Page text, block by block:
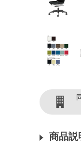
商品説